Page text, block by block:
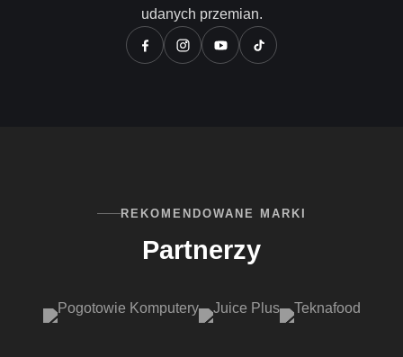
udanych przemian.
REKOMENDOWANE MARKI
Partnerzy